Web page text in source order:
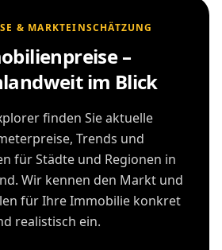
& MARKTEINSCHÄTZUNG
–
im Blick
finden Sie aktuelle
Trends und
für Städte und Regionen in
Wir kennen den Markt und
für Ihre Immobilie konkret
realistisch ein.